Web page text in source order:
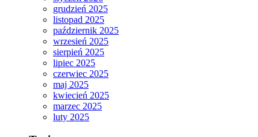
grudzień 2025
listopad 2025
październik 2025
wrzesień 2025
sierpień 2025
lipiec 2025
czerwiec 2025
maj 2025
kwiecień 2025
marzec 2025
luty 2025